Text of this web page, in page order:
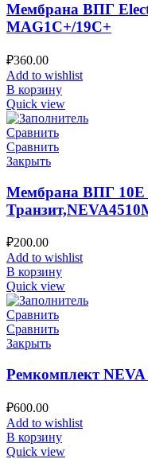
Мембрана ВПГ
MAG1C+/19C+
₽360.00
Add to wishlist
В корзину
Quick view
Сравнить
Сравнить
Закрыть
Мембрана ВПГ 10Е
₽200.00
Add to wishlist
В корзину
Quick view
Сравнить
Сравнить
Закрыть
Ремкомплект
₽600.00
Add to wishlist
В корзину
Quick view